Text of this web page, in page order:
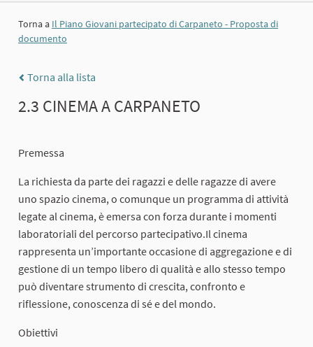
Torna a Il Piano Giovani partecipato di Carpaneto - Proposta di
documento
Torna alla lista
2.3 CINEMA A CARPANETO
Premessa
La richiesta da parte dei ragazzi e delle ragazze di avere
uno spazio cinema, o comunque un programma di attività
legate al cinema, è emersa con forza durante i momenti
laboratoriali del percorso partecipativo.Il cinema
rappresenta un’importante occasione di aggregazione e di
gestione di un tempo libero di qualità e allo stesso tempo
può diventare strumento di crescita, confronto e
riflessione, conoscenza di sé e del mondo.
Obiettivi